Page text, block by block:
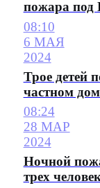
пожара
08:10
6 МАЯ
2024
Трое детей
частном
08:24
28 МАР
2024
Ночной
трех